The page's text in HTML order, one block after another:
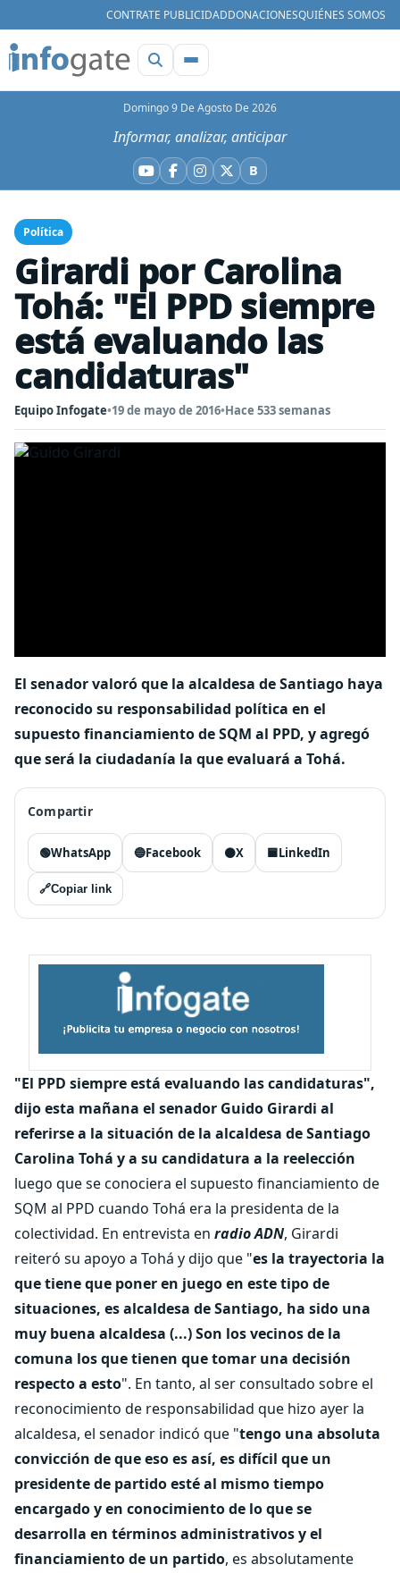
CONTRATE PUBLICIDADDONACIONESQUIÉNES SOMOS
Domingo 9 De Agosto De 2026
Informar, analizar, anticipar
YouTube
Facebook
Instagram
X BBluesky
Política
Girardi por Carolina
Tohá: "El PPD siempre
está evaluando las
candidaturas"
Equipo Infogate•19 de mayo de 2016•Hace 533 semanas
El senador valoró que la alcaldesa de Santiago haya
reconocido su responsabilidad política en el
supuesto financiamiento de SQM al PPD, y agregó
que será la ciudadanía la que evaluará a Tohá.
Compartir
🟢WhatsApp 🔵Facebook ⚫X 🟦LinkedIn
🔗Copiar link
"El PPD siempre está evaluando las candidaturas",
dijo esta mañana el senador Guido Girardi al
referirse a la situación de la alcaldesa de Santiago
Carolina Tohá y a su candidatura a la reelección
luego que se conociera el supuesto financiamiento de
SQM al PPD cuando Tohá era la presidenta de la
colectividad. En entrevista en radio ADN, Girardi
reiteró su apoyo a Tohá y dijo que "es la trayectoria la
que tiene que poner en juego en este tipo de
situaciones, es alcaldesa de Santiago, ha sido una
muy buena alcaldesa (...) Son los vecinos de la
comuna los que tienen que tomar una decisión
respecto a esto". En tanto, al ser consultado sobre el
reconocimiento de responsabilidad que hizo ayer la
alcaldesa, el senador indicó que "tengo una absoluta
convicción de que eso es así, es difícil que un
presidente de partido esté al mismo tiempo
encargado y en conocimiento de lo que se
desarrolla en términos administrativos y el
financiamiento de un partido, es absolutamente